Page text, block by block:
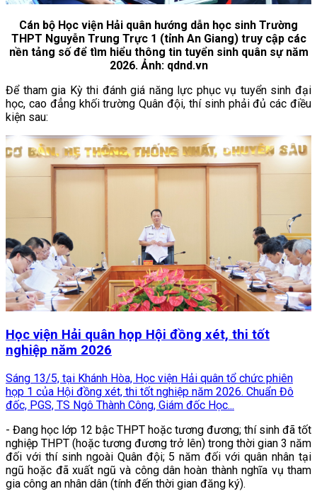
Cán bộ Học viện Hải quân hướng dẫn học sinh Trường
THPT Nguyễn Trung Trực 1 (tỉnh An Giang) truy cập các
nền tảng số để tìm hiểu thông tin tuyển sinh quân sự năm
2026. Ảnh: qdnd.vn
Để tham gia Kỳ thi đánh giá năng lực phục vụ tuyển sinh đại
học, cao đẳng khối trường Quân đội, thí sinh phải đủ các điều
kiện sau:
Học viện Hải quân họp Hội đồng xét, thi tốt
nghiệp năm 2026
Sáng 13/5, tại Khánh Hòa, Học viện Hải quân tổ chức phiên
họp 1 của Hội đồng xét, thi tốt nghiệp năm 2026. Chuẩn Đô
đốc, PGS, TS Ngô Thành Công, Giám đốc Học...
- Đang học lớp 12 bậc THPT hoặc tương đương; thí sinh đã tốt
nghiệp THPT (hoặc tương đương trở lên) trong thời gian 3 năm
đối với thí sinh ngoài Quân đội; 5 năm đối với quân nhân tại
ngũ hoặc đã xuất ngũ và công dân hoàn thành nghĩa vụ tham
gia công an nhân dân (tính đến thời gian đăng ký).